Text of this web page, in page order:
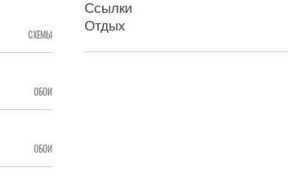
СХЕМЫ
ОБОИ
ОБОИ
Ссылки
Отдых